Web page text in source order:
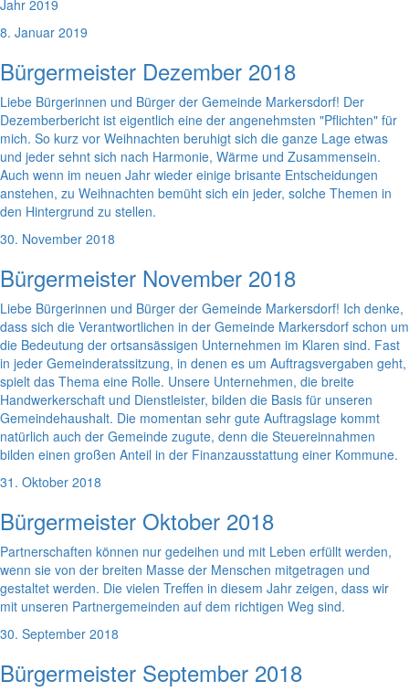
Jahr 2019
8. Januar 2019
Bürgermeister Dezember 2018
Liebe Bürgerinnen und Bürger der Gemeinde Markersdorf! Der
Dezemberbericht ist eigentlich eine der angenehmsten "Pflichten" für
mich. So kurz vor Weihnachten beruhigt sich die ganze Lage etwas
und jeder sehnt sich nach Harmonie, Wärme und Zusammensein.
Auch wenn im neuen Jahr wieder einige brisante Entscheidungen
anstehen, zu Weihnachten bemüht sich ein jeder, solche Themen in
den Hintergrund zu stellen.
30. November 2018
Bürgermeister November 2018
Liebe Bürgerinnen und Bürger der Gemeinde Markersdorf! Ich denke,
dass sich die Verantwortlichen in der Gemeinde Markersdorf schon um
die Bedeutung der ortsansässigen Unternehmen im Klaren sind. Fast
in jeder Gemeinderatssitzung, in denen es um Auftragsvergaben geht,
spielt das Thema eine Rolle. Unsere Unternehmen, die breite
Handwerkerschaft und Dienstleister, bilden die Basis für unseren
Gemeindehaushalt. Die momentan sehr gute Auftragslage kommt
natürlich auch der Gemeinde zugute, denn die Steuereinnahmen
bilden einen großen Anteil in der Finanzausstattung einer Kommune.
31. Oktober 2018
Bürgermeister Oktober 2018
Partnerschaften können nur gedeihen und mit Leben erfüllt werden,
wenn sie von der breiten Masse der Menschen mitgetragen und
gestaltet werden. Die vielen Treffen in diesem Jahr zeigen, dass wir
mit unseren Partnergemeinden auf dem richtigen Weg sind.
30. September 2018
Bürgermeister September 2018